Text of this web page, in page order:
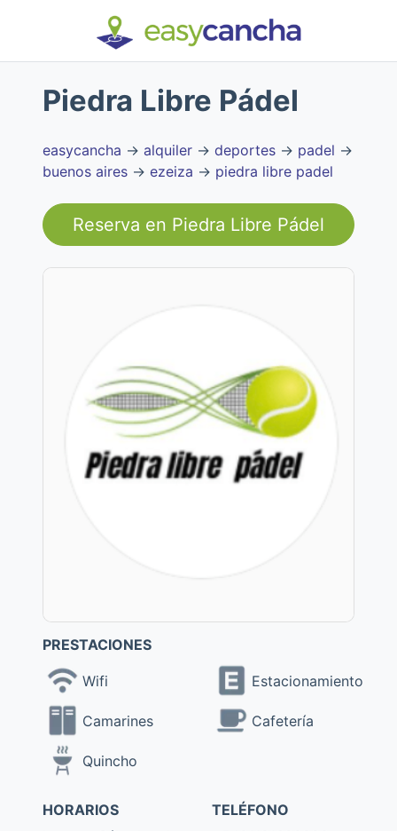
Piedra Libre Pádel
easycancha → alquiler → deportes → padel →
buenos aires → ezeiza → piedra libre padel
Reserva en Piedra Libre Pádel
PRESTACIONES
Wifi Estacionamiento
Camarines Cafetería
Quincho
HORARIOS
TELÉFONO